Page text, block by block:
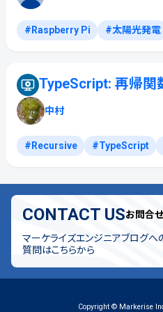
Raspberry Pi 太陽光発電
TypeScript: 再帰関
中村
Recursive TypeScript
CONTACT USお問合せ
マーケライズエンジニアブログへ
質問はこちらから
Copyright © Markerise